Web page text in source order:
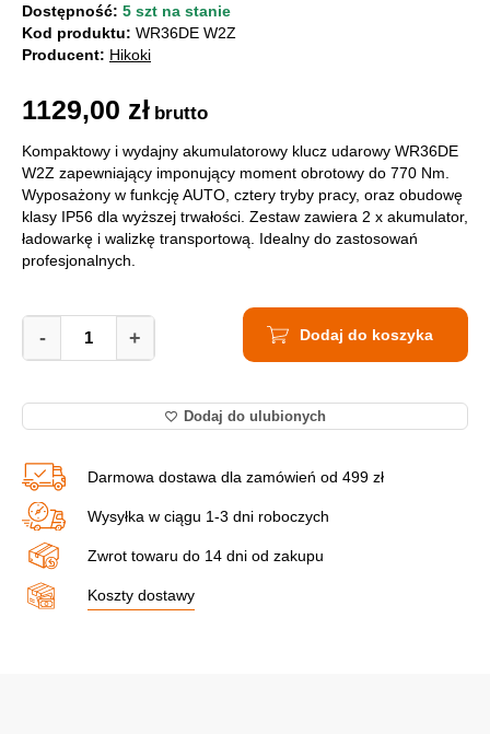
Dostępność: 5 szt na stanie
Kod produktu: WR36DE W2Z
Producent: Hikoki
1129,00 zł brutto
Kompaktowy i wydajny akumulatorowy klucz udarowy WR36DE
W2Z zapewniający imponujący moment obrotowy do 770 Nm.
Wyposażony w funkcję AUTO, cztery tryby pracy, oraz obudowę
klasy IP56 dla wyższej trwałości. Zestaw zawiera 2 x akumulator,
ładowarkę i walizkę transportową. Idealny do zastosowań
profesjonalnych.
Klucz
Udarowy
Akumulatorowy
WR36DE
W2Z
walizka
quantity
- + Dodaj do koszyka
Dodaj do ulubionych
Darmowa dostawa dla zamówień od 499 zł
Wysyłka w ciągu 1-3 dni roboczych
Zwrot towaru do 14 dni od zakupu
Koszty dostawy